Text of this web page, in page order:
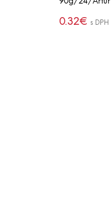
0.32€ s DPH